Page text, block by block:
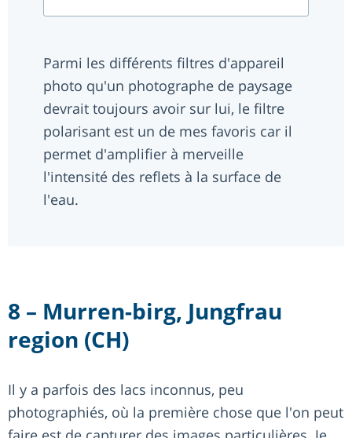
Parmi les différents filtres d'appareil
photo qu'un photographe de paysage
devrait toujours avoir sur lui, le filtre
polarisant est un de mes favoris car il
permet d'amplifier à merveille
l'intensité des reflets à la surface de
l'eau.
8 – Murren-birg, Jungfrau
region (CH)
Il y a parfois des lacs inconnus, peu
photographiés, où la première chose que l'on peut